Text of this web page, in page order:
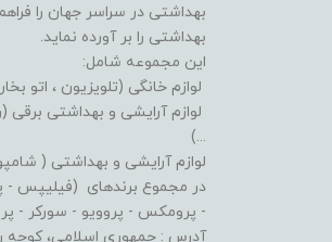
بهداشتی در سراسر جهان را
بهداشتی را بر آورده نماید.
این مجموعه شامل:
لوازم خانگی (تلویزیون ، اتو
لوازم آرایشی و بهداشتی برقی
...)
لوازم آرایشی و بهداشتی (
در مجموع برندهای (فیلیپس -
- پرومکس - پروویو - سورکر -
آدرس : جمهوری اسلامی، کوچه رم، خیابان جمهوری